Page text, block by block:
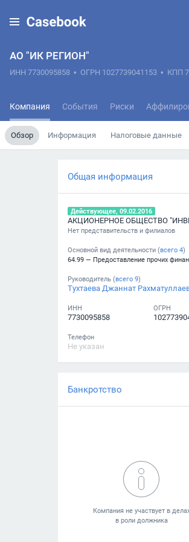
АО "ИК РЕГИОН"
ИНН 7730095858 • ОГРН 1027739041153 • КПП
Компания События Риски
Обзор Информация Налоговые данные
Общая информация
Действующее, 09.02.2016
АКЦИОНЕРНОЕ ОБЩЕСТВО
Нет представительств и филиалов
Основной вид деятельности (всего 4)
Руководитель (всего 9)
Тухтаева Джаннат
ИНН
7730095858
ОГРН
Телефон
Не указан
Банкротство